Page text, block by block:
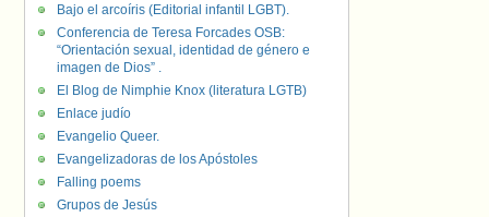
Bajo el arcoíris (Editorial infantil LGBT).
Conferencia de Teresa Forcades OSB:
“Orientación sexual, identidad de género e
imagen de Dios” .
El Blog de Nimphie Knox (literatura LGTB)
Enlace judío
Evangelio Queer.
Evangelizadoras de los Apóstoles
Falling poems
Grupos de Jesús